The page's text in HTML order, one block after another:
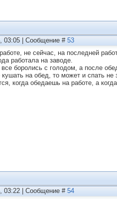
03:05 | Сообщение # 53
не сейчас, на последней
работала на заводе.
боролись с голодом, а после
на обед, то может и спать не
когда обедаешь на работе, а
03:22 | Сообщение # 54